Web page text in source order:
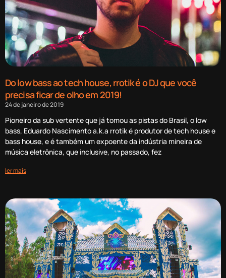
Do low bass ao tech house, rrotik é o DJ que você
precisa ficar de olho em 2019!
24 de janeiro de 2019
Pioneiro da sub vertente que já tomou as pistas do Brasil, o low
bass, Eduardo Nascimento a.k.a rrotik é produtor de tech house e
bass house, e é também um expoente da indústria mineira de
música eletrônica, que inclusive, no passado, fez
ler mais